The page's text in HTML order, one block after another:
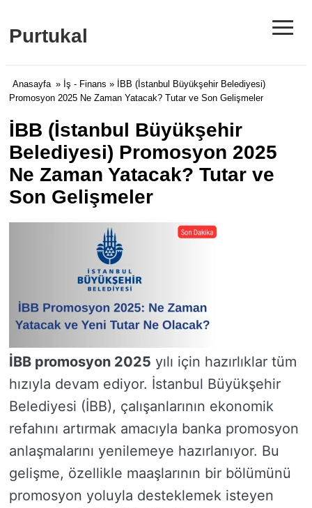
Purtukal ≡
Anasayfa » İş - Finans » İBB (İstanbul Büyükşehir Belediyesi)
Promosyon 2025 Ne Zaman Yatacak? Tutar ve Son Gelişmeler
İBB (İstanbul Büyükşehir
Belediyesi) Promosyon 2025
Ne Zaman Yatacak? Tutar ve
Son Gelişmeler
İBB promosyon 2025 yılı için hazırlıklar tüm
hızıyla devam ediyor. İstanbul Büyükşehir
Belediyesi (İBB), çalışanlarının ekonomik
refahını artırmak amacıyla banka promosyon
anlaşmalarını yenilemeye hazırlanıyor. Bu
gelişme, özellikle maaşlarının bir bölümünü
promosyon yoluyla desteklemek isteyen